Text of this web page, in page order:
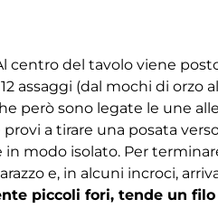
centro del tavolo viene
(dal mochi di orzo
però sono legate le une
a tirare una posata
modo isolato. Per
e, in alcuni incroci,
piccoli fori, tende un